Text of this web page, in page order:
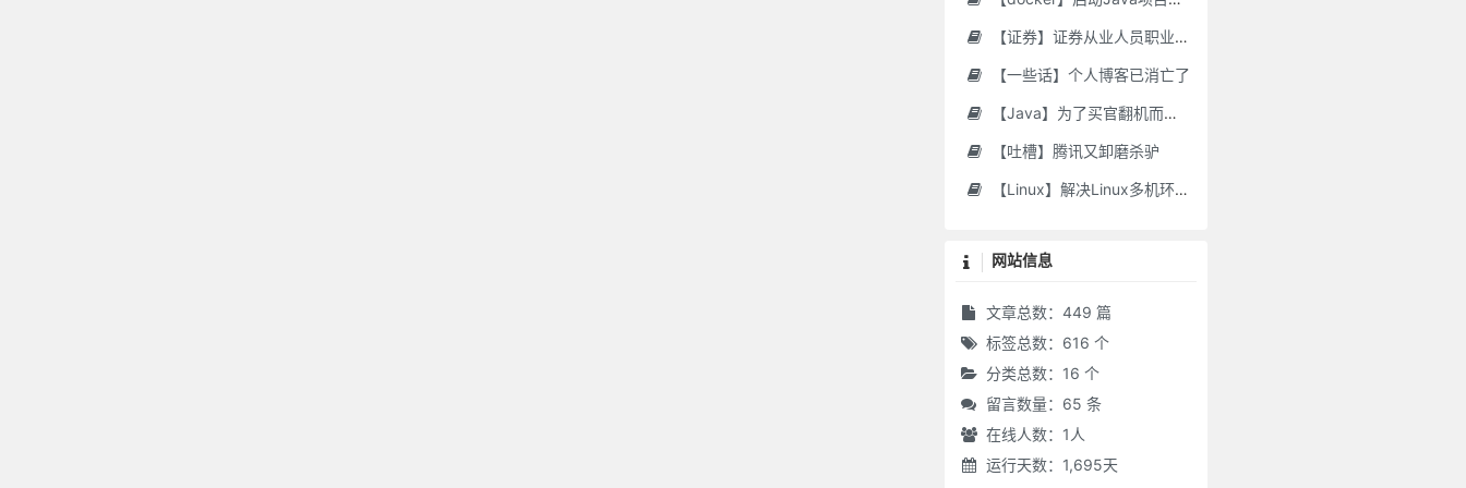
【证券】证券从业人员职业道德要求及常见违规行为
【一些话】个人博客已消亡了
【Java】为了买官翻机而写的代码-DJI Stock Checker
【吐槽】腾讯又卸磨杀驴
【Linux】解决Linux多机环境UID/GID不一致导致的备份权限问题
网站信息
文章总数：449 篇
标签总数：616 个
分类总数：16 个
留言数量：65 条
在线人数： 1 人
运行天数：1,695天